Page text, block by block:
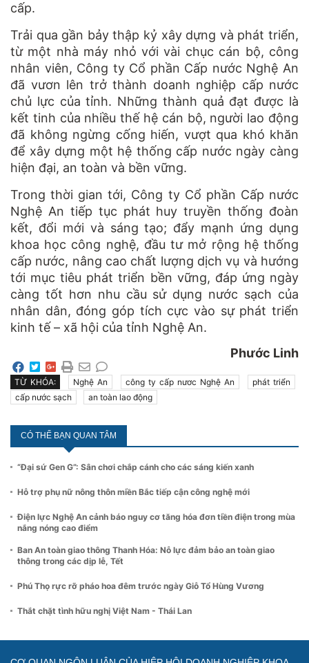
cấp.
Trải qua gần bảy thập kỷ xây dựng và phát triển,
từ một nhà máy nhỏ với vài chục cán bộ, công
nhân viên, Công ty Cổ phần Cấp nước Nghệ An
đã vươn lên trở thành doanh nghiệp cấp nước
chủ lực của tỉnh. Những thành quả đạt được là
kết tinh của nhiều thế hệ cán bộ, người lao động
đã không ngừng cống hiến, vượt qua khó khăn
để xây dựng một hệ thống cấp nước ngày càng
hiện đại, an toàn và bền vững.
Trong thời gian tới, Công ty Cổ phần Cấp nước
Nghệ An tiếp tục phát huy truyền thống đoàn
kết, đổi mới và sáng tạo; đẩy mạnh ứng dụng
khoa học công nghệ, đầu tư mở rộng hệ thống
cấp nước, nâng cao chất lượng dịch vụ và hướng
tới mục tiêu phát triển bền vững, đáp ứng ngày
càng tốt hơn nhu cầu sử dụng nước sạch của
nhân dân, đóng góp tích cực vào sự phát triển
kinh tế – xã hội của tỉnh Nghệ An.
Phước Linh
TỪ KHÓA: Nghệ An công ty cấp nươc Nghệ An
phát triển
cấp nước sạch
an toàn lao động
CÓ THỂ BẠN QUAN TÂM
“Đại sứ Gen G”: Sân chơi chắp cánh cho các sáng kiến xanh
Hỗ trợ phụ nữ nông thôn miền Bắc tiếp cận công nghệ mới
Điện lực Nghệ An cảnh báo nguy cơ tăng hóa đơn tiền điện trong mùa
nắng nóng cao điểm
Ban An toàn giao thông Thanh Hóa: Nỗ lực đảm bảo an toàn giao
thông trong các dịp lễ, Tết
Phú Thọ rực rỡ pháo hoa đêm trước ngày Giỗ Tổ Hùng Vương
Thắt chặt tình hữu nghị Việt Nam - Thái Lan